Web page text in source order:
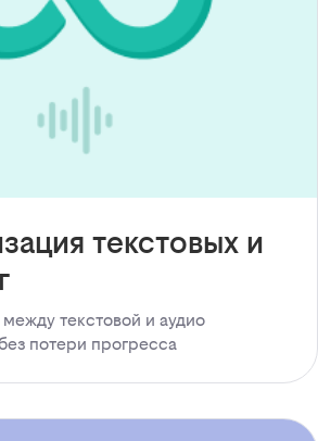
текстовых и
текстовой и аудио
потери прогресса